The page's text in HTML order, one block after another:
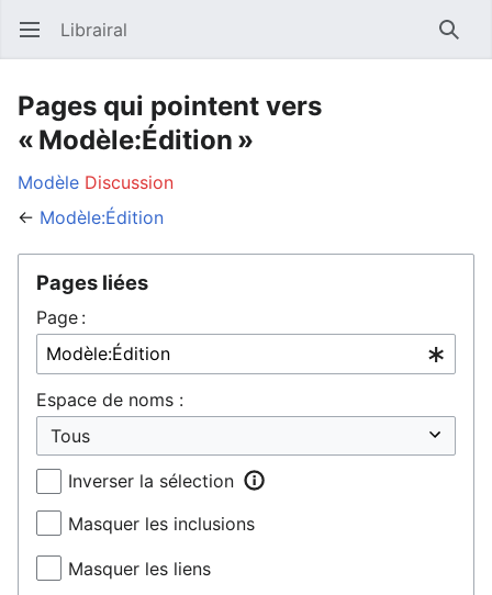
Ouvrir le menu principal Librairal
Pages qui pointent vers
« Modèle:Édition »
Modèle Discussion
← Modèle:Édition
Pages liées
Page :
Espace de noms :
Inverser la sélection
Masquer les inclusions
Masquer les liens